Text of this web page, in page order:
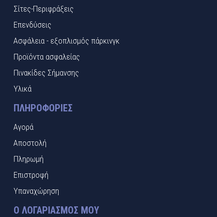
Σίτες-Περιφράξεις
Επενδύσεις
Ασφάλεια - εξοπλισμός πάρκινγκ
Προϊόντα ασφαλείας
Πινακίδες Σήμανσης
Υλικά
ΠΛΗΡΟΦΟΡΊΕΣ
Αγορά
Αποστολή
Πληρωμή
Επιστροφή
Υπαναχώρηση
Ο ΛΟΓΑΡΙΑΣΜΌΣ ΜΟΥ